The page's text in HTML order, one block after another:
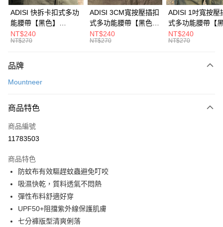
悠遊付
Google Pay
全盈+PAY
AFTEE先享後付
【關於「AFTEE先享後付」】
便利好安心！
１．簡單：不需註冊會員、不需綁卡、不需儲值。
２．便利：只要手機號碼，簡訊認證，即可結帳。
３．安心：先確認商品／服務後，再付款。
１．於結帳方式選擇「AFTEE先享後付」後，將跳轉至「AFTEE先享後付」
結帳頁面，進行簡訊認證並確認金額後，即可完成結帳。
２．訂單成立數日內，您將收到繳費通知簡訊。
３．收到繳費通知簡訊後14天內，點擊此簡訊中的連結，可透過四大超商／
ATM／網路銀行／等多元方式進行付款，方視為交易完成。
購買商品的店家。未經商家同意取消之訂單仍視為有效，需透過AFTEE先享
後付繳納相關費用。
貨到付款
運送方式
7-11取貨付款
每筆NT$60，滿NT$799(含以上)免運費
宅配
ADISI 快拆卡扣式多功
能腰帶【黑色】
AS26038 / MIT台灣製
NT$240
NT$270
ADISI 3CM寬按壓插扣
式多功能腰帶【黑色】
AS26047 / MIT台灣製
NT$240
NT$270
ADISI 1吋寬按壓
式多功能腰帶【
AS26035 / MIT
NT$240
NT$270
品牌
Mountneer
商品特色
商品編號
11783503
商品特色
防蚊布有效驅趕蚊蟲避免叮咬
吸濕快乾，質料透氣不悶熱
彈性布料舒適好穿
UPF50+阻擋紫外線保護肌膚
七分褲版型清爽俐落